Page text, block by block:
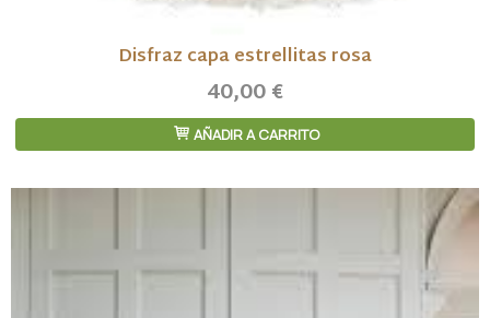
Disfraz capa estrellitas rosa
40,00 €
AÑADIR A CARRITO